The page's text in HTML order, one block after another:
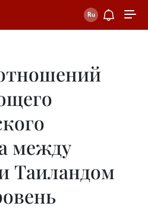
между
Таиландом